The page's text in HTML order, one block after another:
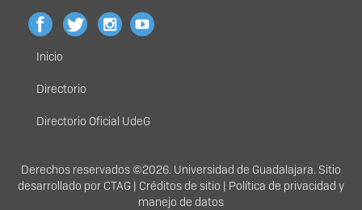
Menú
principal
Inicio
Directorio
Directorio Oficial UdeG
Derechos
Derechos reservados ©2026. Universidad de Guadalajara. Sitio
desarrollado por CTAG | Créditos de sitio | Política de privacidad y
manejo de datos